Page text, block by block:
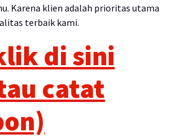
Karena klien adalah prioritas utama
terbaik kami.
di sini
catat